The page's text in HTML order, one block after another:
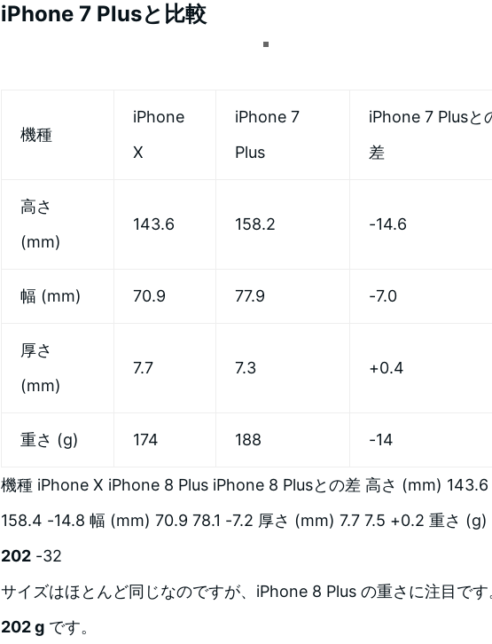
iPhone 7 Plusと比較
機種
iPhone
X
iPhone 7
Plus
iPhone 7 Plusと
差
高さ
(mm)
143.6 158.2 -14.6
幅 (mm) 70.9 77.9 -7.0
厚さ
(mm)
7.7 7.3 +0.4
重さ (g) 174 188 -14
機種 iPhone X iPhone 8 Plus iPhone 8 Plusとの差 高さ (mm) 143.6
158.4 -14.8 幅 (mm) 70.9 78.1 -7.2 厚さ (mm) 7.7 7.5 +0.2 重さ (g)
202-32
サイズはほとんど同じなのですが、iPhone 8 Plus の重さに注目です
202 gです。